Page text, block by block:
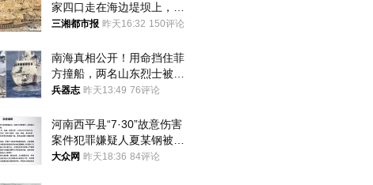
家四口走在海边堤坝上，其
中9岁男孩被巨浪卷入海
三湘都市报 昨天16:32 150评论
南海真相公开！用命挡住菲
方撞船，两名山东烈士被授
武警最高荣誉
兵器志 昨天13:49 76评论
河南西平县“7·30”故意伤害
案件犯罪嫌疑人夏某钢被抓
获
大众网 昨天18:36 84评论